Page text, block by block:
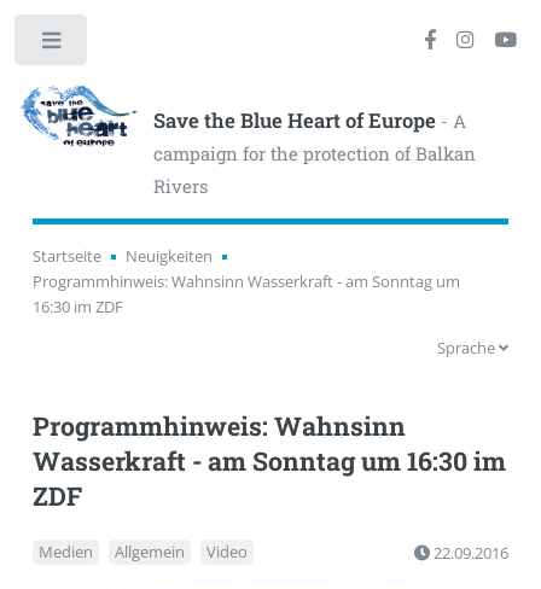
Save the Blue Heart of Europe- A
campaign for the protection of Balkan
Rivers
Startseite
Neuigkeiten
Programmhinweis: Wahnsinn Wasserkraft - am Sonntag um
16:30 im ZDF
Sprache
Programmhinweis: Wahnsinn
Wasserkraft - am Sonntag um 16:30 im
ZDF
Medien Allgemein Video 22.09.2016